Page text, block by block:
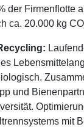
der Firmenflotte
ca. 20.000 kg CO
und
mit